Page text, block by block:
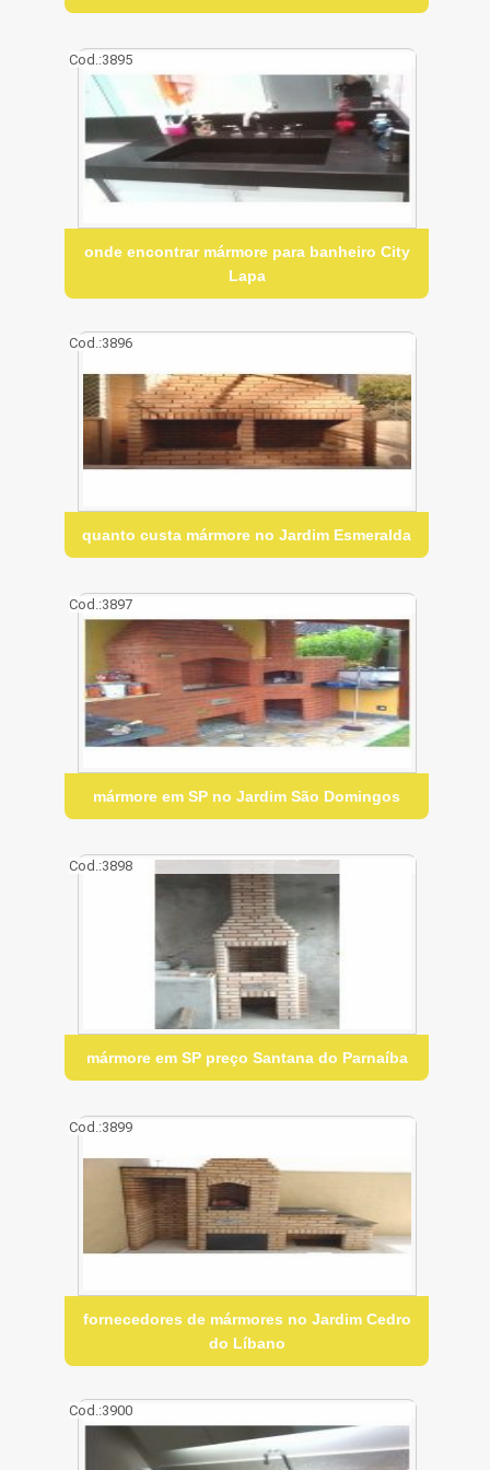
Cod.:3895
onde encontrar mármore para banheiro City
Lapa
Cod.:3896
quanto custa mármore no Jardim Esmeralda
Cod.:3897
mármore em SP no Jardim São Domingos
Cod.:3898
mármore em SP preço Santana do Parnaíba
Cod.:3899
fornecedores de mármores no Jardim Cedro
do Líbano
Cod.:3900